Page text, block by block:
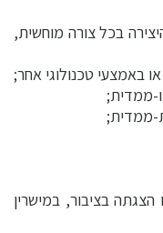
בכל צורה מוחשית,
בציבור, במישרין